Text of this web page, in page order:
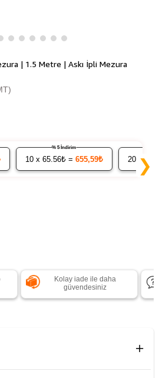
| 1.5 Metre | Askı İpli Mezura
10x 65.56₺ = 655,59₺
% 5 İndirim
20x❯
Kolay iade ile daha
güvendesiniz